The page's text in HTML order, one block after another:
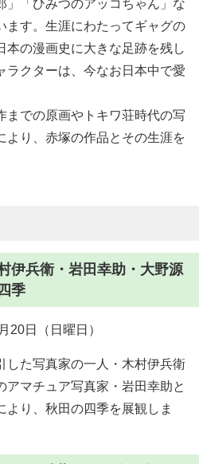
」「ひみつのアッコちゃん」な
ます。生涯にわたってギャグの
本の漫画史に大きな足跡を残し
ラクターは、今なお日本中で愛
までの原画やトキワ荘時代の写
より、赤塚の作品とその生涯を
兵衛・岩田幸助・大野源
季
20日（日曜日）
した写真家の一人・木村伊兵衛
アマチュア写真家・岩田幸助と
より、秋田の四季を展観しま